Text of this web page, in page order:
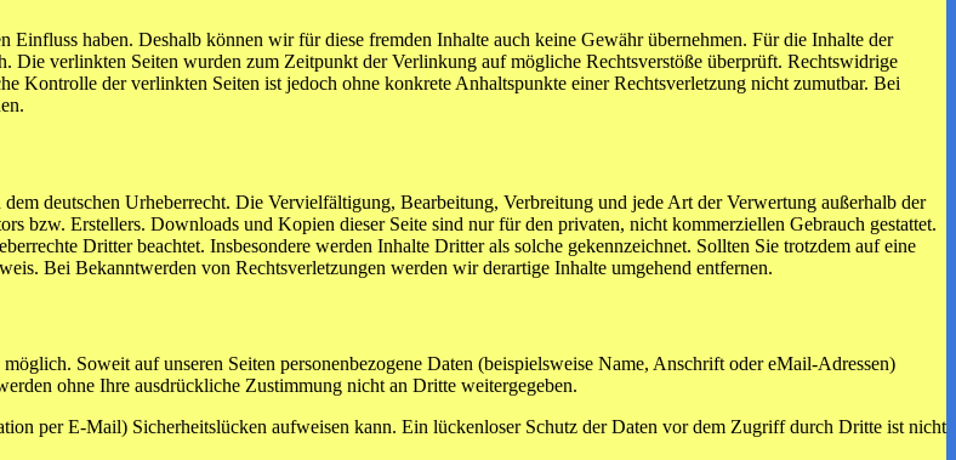
haben. Deshalb können wir für diese fremden Inhalte auch keine Gewähr übernehmen. Für die Inhalte der
Die verlinkten Seiten wurden zum Zeitpunkt der Verlinkung auf mögliche Rechtsverstöße überprüft. Rechtswidrige
Kontrolle der verlinkten Seiten ist jedoch ohne konkrete Anhaltspunkte einer Rechtsverletzung nicht zumutbar. Bei
deutschen Urheberrecht. Die Vervielfältigung, Bearbeitung, Verbreitung und jede Art der Verwertung außerhalb der
bzw. Erstellers. Downloads und Kopien dieser Seite sind nur für den privaten, nicht kommerziellen Gebrauch gestattet.
Dritter beachtet. Insbesondere werden Inhalte Dritter als solche gekennzeichnet. Sollten Sie trotzdem auf eine
Bei Bekanntwerden von Rechtsverletzungen werden wir derartige Inhalte umgehend entfernen.
Soweit auf unseren Seiten personenbezogene Daten (beispielsweise Name, Anschrift oder eMail-Adressen)
ohne Ihre ausdrückliche Zustimmung nicht an Dritte weitergegeben.
per E-Mail) Sicherheitslücken aufweisen kann. Ein lückenloser Schutz der Daten vor dem Zugriff durch Dritte ist nicht